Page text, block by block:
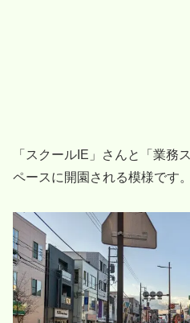
「スクールIE」さんと「業務
ペースに開園される模様です